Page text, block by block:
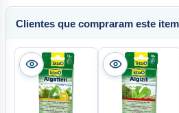
Clientes que compraram este